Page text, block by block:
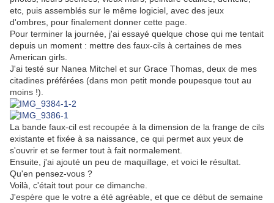
etc, puis assemblés sur le même logiciel, avec des jeux
d'ombres, pour finalement donner cette page.
Pour terminer la journée, j'ai essayé quelque chose qui me tentait
depuis un moment : mettre des faux-cils à certaines de mes
American girls.
J'ai testé sur Nanea Mitchel et sur Grace Thomas, deux de mes
citadines préférées (dans mon petit monde poupesque tout au
moins !).
La bande faux-cil est recoupée à la dimension de la frange de cils
existante et fixée à sa naissance, ce qui permet aux yeux de
s'ouvrir et se fermer tout à fait normalement.
Ensuite, j'ai ajouté un peu de maquillage, et voici le résultat.
Qu'en pensez-vous ?
Voilà, c'était tout pour ce dimanche.
J'espère que le votre a été agréable, et que ce début de semaine